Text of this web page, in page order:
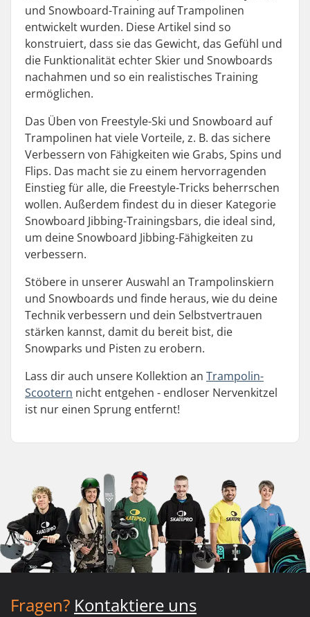
und Snowboard-Training auf Trampolinen
entwickelt wurden. Diese Artikel sind so
konstruiert, dass sie das Gewicht, das Gefühl und
die Funktionalität echter Skier und Snowboards
nachahmen und so ein realistisches Training
ermöglichen.
Das Üben von Freestyle-Ski und Snowboard auf
Trampolinen hat viele Vorteile, z. B. das sichere
Verbessern von Fähigkeiten wie Grabs, Spins und
Flips. Das macht sie zu einem hervorragenden
Einstieg für alle, die Freestyle-Tricks beherrschen
wollen. Außerdem findest du in dieser Kategorie
Snowboard Jibbing-Trainingsbars, die ideal sind,
um deine Snowboard Jibbing-Fähigkeiten zu
verbessern.
Stöbere in unserer Auswahl an Trampolinskiern
und Snowboards und finde heraus, wie du deine
Technik verbessern und dein Selbstvertrauen
stärken kannst, damit du bereit bist, die
Snowparks und Pisten zu erobern.
Lass dir auch unsere Kollektion an Trampolin-
Scootern nicht entgehen - endloser Nervenkitzel
ist nur einen Sprung entfernt!
Fragen? Kontaktiere uns